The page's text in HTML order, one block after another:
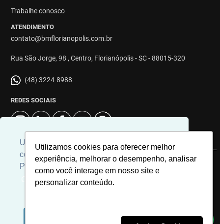
Usamos cookies para personalizar
conteúdos e melhorar a sua experiência.
Para ver nossa política de cookies
Clique aqui
Utilizamos cookies para oferecer melhor
experiência, melhorar o desempenho, analisar
como você interage em nosso site e
personalizar conteúdo.
Trabalhe conosco
ATENDIMENTO
contato@bmflorianopolis.com.br
Rua São Jorge, 98 , Centro, Florianópolis - SC - 88015-320
(48) 3224-8988
REDES SOCIAIS
© 2026 | Imobiliária BM Florianópolis | CRECI: 8863J | Desenvolvido
Universal Software.